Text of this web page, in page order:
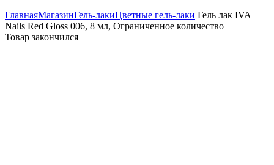
ГлавнаяМагазинГель-лакиЦветные гель-лаки Гель лак IVA
Nails Red Gloss 006, 8 мл, Ограниченное количество
Товар закончился